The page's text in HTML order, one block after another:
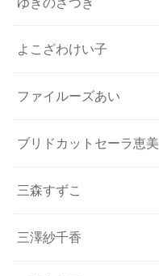
よこざわけい子
ファイルーズあい
ブリドカットセーラ恵美
三森すずこ
三澤紗千香